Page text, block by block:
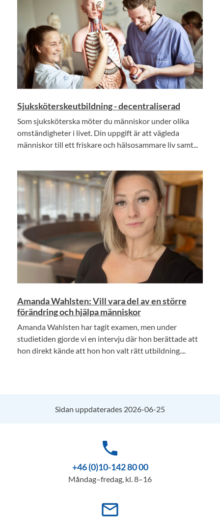
Sjuksköterskeutbildning - decentraliserad
Som sjuksköterska möter du människor under olika
omständigheter i livet. Din uppgift är att vägleda
människor till ett friskare och hälsosammare liv samt...
Amanda Wahlsten: Vill vara del av en större
förändring och hjälpa människor
Amanda Wahlsten har tagit examen, men under
studietiden gjorde vi en intervju där hon berättade att
hon direkt kände att hon hon valt rätt utbildning....
Sidan uppdaterades 2026-06-25
phone
+46 (0)10-142 80 00
Måndag–fredag, kl. 8–16
mail_outline